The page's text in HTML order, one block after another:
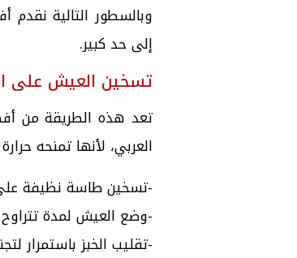
وبالسطور التالية
إلى حد كبير.
تسخين العيش على
تعد هذه الطريقة من
العربي، لأنها تمنحه
-تسخين طاسة نظيفة
-وضع العيش لمدة تتراوح بين 30 و60 ثانية على
-تقليب الخبز باستمرار